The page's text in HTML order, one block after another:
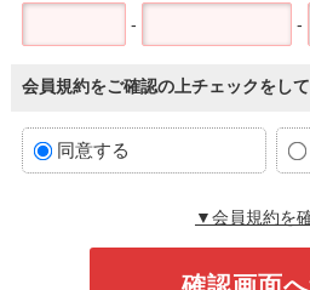
- -
会員規約をご確認の上チェックをし
同意する
▼会員規約を